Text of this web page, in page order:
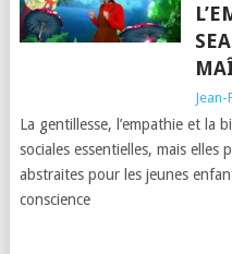
Jean-
La gentillesse, l’empathie et la
sociales essentielles, mais
abstraites pour les jeunes
conscience